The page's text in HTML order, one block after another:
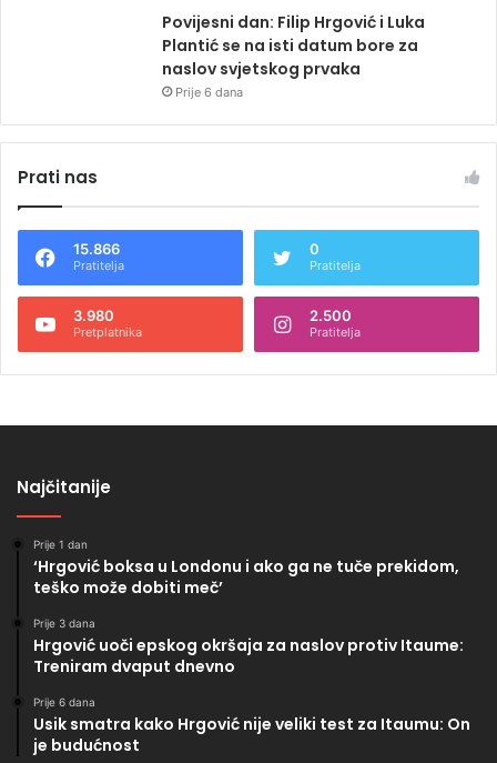
Povijesni dan: Filip Hrgović i Luka
Plantić se na isti datum bore za
naslov svjetskog prvaka
Prije 6 dana
Prati nas
15.866
Pratitelja
0
Pratitelja
3.980
Pretplatnika
2.500
Pratitelja
Najčitanije
Prije 1 dan
‘Hrgović boksa u Londonu i ako ga ne tuče prekidom,
teško može dobiti meč’
Prije 3 dana
Hrgović uoči epskog okršaja za naslov protiv Itaume:
Treniram dvaput dnevno
Prije 6 dana
Usik smatra kako Hrgović nije veliki test za Itaumu: On
je budućnost